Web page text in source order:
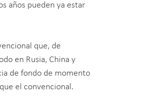
años pueden ya estar
que, de
en Rusia, China y
de fondo de momento
el convencional.